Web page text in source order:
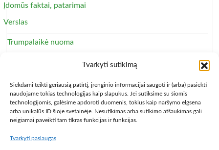
Tvarkyti sutikimą
Siekdami teikti geriausią patirtį, įrenginio informacijai saugoti ir (arba) pasiekti
naudojame tokias technologijas kaip slapukus. Jei sutiksime su šiomis
technologijomis, galėsime apdoroti duomenis, tokius kaip naršymo elgsena
arba unikalūs ID šioje svetainėje. Nesutikimas arba sutikimo atšaukimas gali
neigiamai paveikti tam tikras funkcijas ir funkcijas.
Tvarkyti paslaugas
Įdomūs faktai, patarimai
Verslas
Trumpalaikė nuoma
Copyright © 2013 – 2026